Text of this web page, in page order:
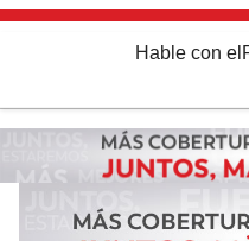
Hable con el